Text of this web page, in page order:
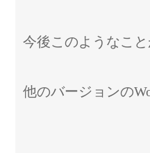
今後このようなこ
他のバージョンの